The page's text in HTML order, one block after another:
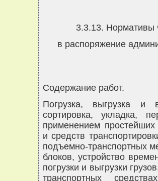
3.3.13. Нормативы
в распоряжение
Содержание работ.
Погрузка, выгрузка и
сортировка, укладка,
применением простейших
и средств
подъемно-транспортных
блоков, устройство
погрузки и выгрузки
транспортных